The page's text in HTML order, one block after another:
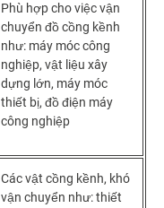
Phù hợp cho việc vận
chuyển đồ cồng kềnh
như: máy móc công
nghiệp, vật liệu xây
dựng lớn, máy móc
thiết bị, đồ điện máy
công nghiệp
Các vật cồng kềnh, khó
vận chuyển như: thiết